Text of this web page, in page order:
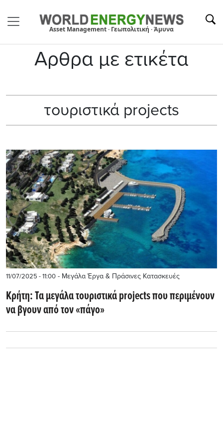
Asset Management · Γεωπολιτική · Άμυνα
Αρθρα με ετικέτα
τουριστικά projects
11/07/2025 - 11:00 - Μεγάλα Έργα & Πράσινες Κατασκευές
Κρήτη: Τα μεγάλα τουριστικά projects που περιμένουν
να βγουν από τον «πάγο»